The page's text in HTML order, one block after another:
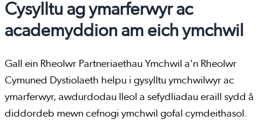
Cysylltu ag ymarferwyr ac
academyddion am eich ymchwil
Gall ein Rheolwr Partneriaethau Ymchwil a'n Rheolwr
Cymuned Dystiolaeth helpu i gysylltu ymchwilwyr ac
ymarferwyr, awdurdodau lleol a sefydliadau eraill sydd â
diddordeb mewn cefnogi ymchwil gofal cymdeithasol.